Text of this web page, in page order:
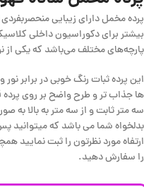
پرده مخمل دارای زیبایی
بیشتر برای دکوراسیون داخلی
پارچه‌های مختلف می‌باشد که یکی
این پرده ثبات رنگ خوبی در برابر
ها جذاب تر و طرح واضح بر روی
سه متر ثابت و از سه متر به بالا به
بدلخواه شما می باشد که میتوانید
ارتفاه مورد نظرتون را ثبت نمایید
را سفارش دهید.